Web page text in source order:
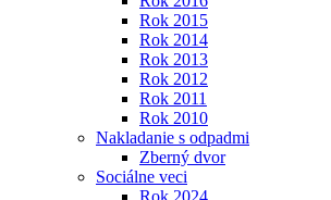
Rok 2015
Rok 2014
Rok 2013
Rok 2012
Rok 2011
Rok 2010
Nakladanie s odpadmi
Zberný dvor
Sociálne veci
Rok 2024